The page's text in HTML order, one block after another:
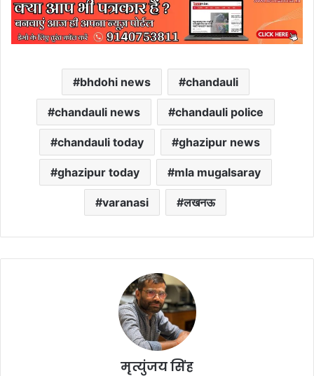
bhdohi news chandauli
chandauli news chandauli police
chandauli today ghazipur news
ghazipur today mla mugalsaray
varanasi लखनऊ
मृत्युंजय सिंह